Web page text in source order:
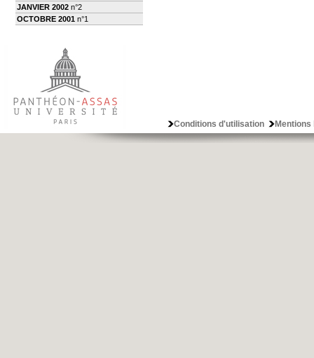
JANVIER 2002 n°2
OCTOBRE 2001 n°1
Conditions d'utilisation Mentions